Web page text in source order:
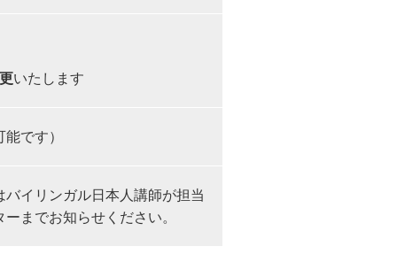
いたします
です）
イリンガル日本人講師が担当
までお知らせください。